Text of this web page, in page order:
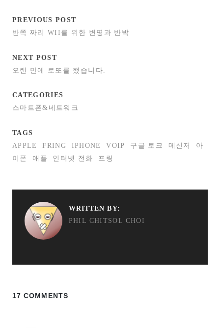
PREVIOUS POST
반쪽 짜리 WII를 위한 변명과 반박
NEXT POST
오랜 만에 로또를 했습니다.
CATEGORIES
스마트폰&네트워크
TAGS
APPLE
FRING IPHONE VOIP 구글 토크 메신저
아
이폰
애플 인터넷 전화 프링
WRITTEN BY:
PHIL CHITSOL CHOI
17 COMMENTS